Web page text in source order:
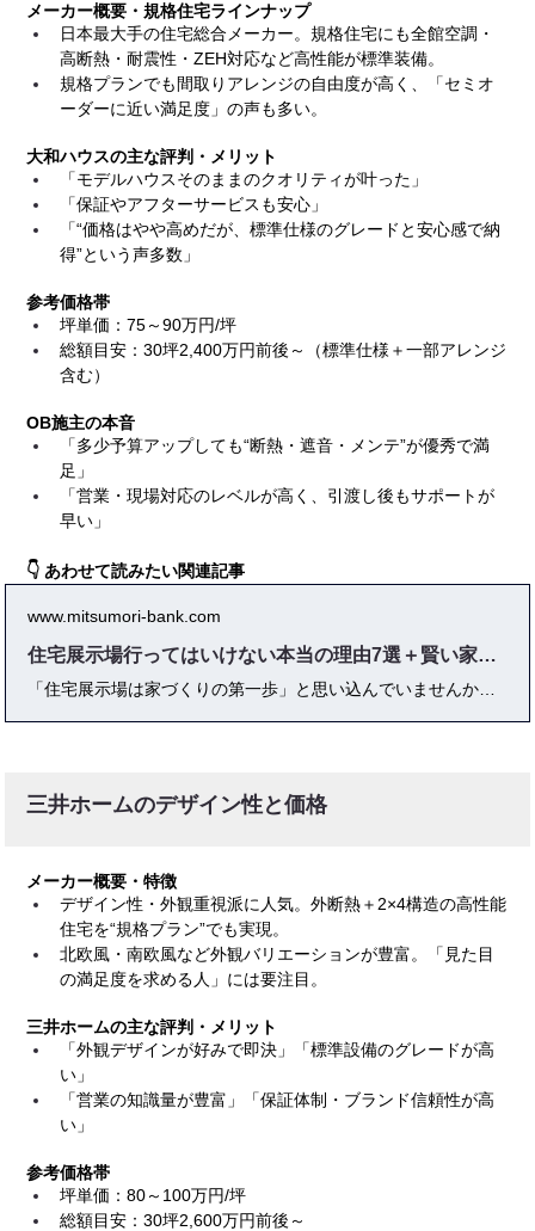
メーカー概要・規格住宅ラインナップ
日本最大手の住宅総合メーカー。規格住宅にも全館空調・
高断熱・耐震性・ZEH対応など高性能が標準装備。
規格プランでも間取りアレンジの自由度が高く、「セミオ
ーダーに近い満足度」の声も多い。
大和ハウスの主な評判・メリット
「モデルハウスそのままのクオリティが叶った」
「保証やアフターサービスも安心」
「“価格はやや高めだが、標準仕様のグレードと安心感で納
得”という声多数」
参考価格帯
坪単価：75～90万円/坪
総額目安：30坪2,400万円前後～（標準仕様＋一部アレンジ
含む）
OB施主の本音
「多少予算アップしても“断熱・遮音・メンテ”が優秀で満
足」
「営業・現場対応のレベルが高く、引渡し後もサポートが
早い」
👇 あわせて読みたい関連記事
www.mitsumori-bank.com
住宅展示場行ってはいけない本当の理由7選＋賢い家づくりの秘訣
三井ホームのデザイン性と価格
メーカー概要・特徴
デザイン性・外観重視派に人気。外断熱＋2×4構造の高性能
住宅を“規格プラン”でも実現。
北欧風・南欧風など外観バリエーションが豊富。「見た目
の満足度を求める人」には要注目。
三井ホームの主な評判・メリット
「外観デザインが好みで即決」「標準設備のグレードが高
い」
「営業の知識量が豊富」「保証体制・ブランド信頼性が高
い」
参考価格帯
坪単価：80～100万円/坪
総額目安：30坪2,600万円前後～